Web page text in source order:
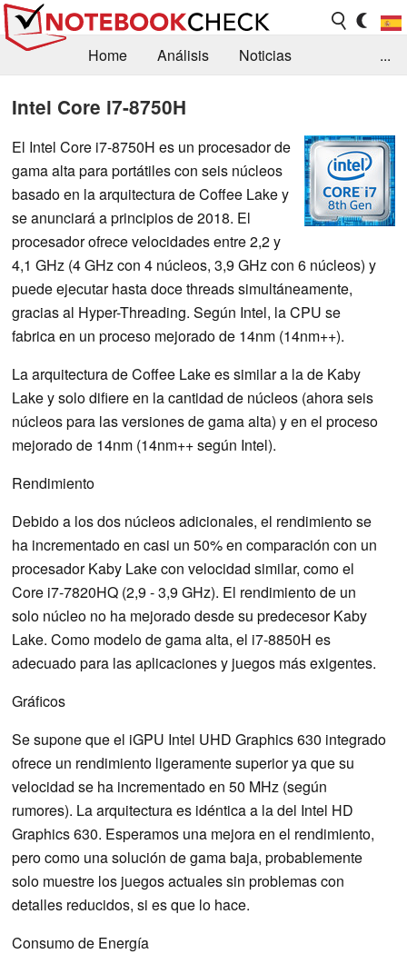
Home Análisis
Noticias
Contacto
...
Intel Core i7-8750H
El Intel Core i7-8750H es un procesador de
gama alta para portátiles con seis núcleos
basado en la arquitectura de Coffee Lake y
se anunciará a principios de 2018. El
procesador ofrece velocidades entre 2,2 y
4,1 GHz (4 GHz con 4 núcleos, 3,9 GHz con 6 núcleos) y
puede ejecutar hasta doce threads simultáneamente,
gracias al Hyper-Threading. Según Intel, la CPU se
fabrica en un proceso mejorado de 14nm (14nm++).
La arquitectura de Coffee Lake es similar a la de Kaby
Lake y solo difiere en la cantidad de núcleos (ahora seis
núcleos para las versiones de gama alta) y en el proceso
mejorado de 14nm (14nm++ según Intel).
Rendimiento
Debido a los dos núcleos adicionales, el rendimiento se
ha incrementado en casi un 50% en comparación con un
procesador Kaby Lake con velocidad similar, como el
Core i7-7820HQ (2,9 - 3,9 GHz). El rendimiento de un
solo núcleo no ha mejorado desde su predecesor Kaby
Lake. Como modelo de gama alta, el i7-8850H es
adecuado para las aplicaciones y juegos más exigentes.
Gráficos
Se supone que el iGPU Intel UHD Graphics 630 integrado
ofrece un rendimiento ligeramente superior ya que su
velocidad se ha incrementado en 50 MHz (según
rumores). La arquitectura es idéntica a la del Intel HD
Graphics 630. Esperamos una mejora en el rendimiento,
pero como una solución de gama baja, probablemente
solo muestre los juegos actuales sin problemas con
detalles reducidos, si es que lo hace.
Consumo de Energía